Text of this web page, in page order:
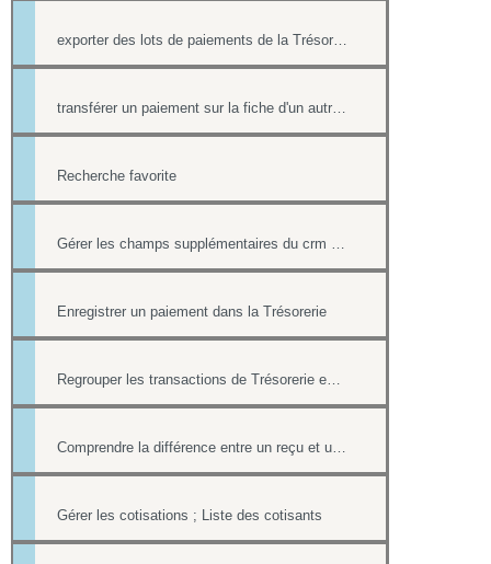
exporter des lots de paiements de la Trésorerie
transférer un paiement sur la fiche d'un autre contact
Recherche favorite
Gérer les champs supplémentaires du crm et de la trésorerie
Enregistrer un paiement dans la Trésorerie
Regrouper les transactions de Trésorerie en LOTS
Comprendre la différence entre un reçu et une facture
Gérer les cotisations ; Liste des cotisants